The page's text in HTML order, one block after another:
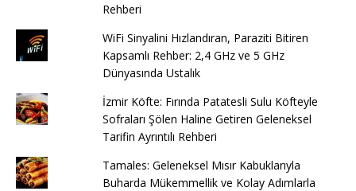
Rehberi
WiFi Sinyalini Hızlandıran, Paraziti Bitiren
Kapsamlı Rehber: 2,4 GHz ve 5 GHz
Dünyasında Ustalık
İzmir Köfte: Fırında Patatesli Sulu Köfteyle
Sofraları Şölen Haline Getiren Geleneksel
Tarifin Ayrıntılı Rehberi
Tamales: Geleneksel Mısır Kabuklarıyla
Buharda Mükemmellik ve Kolay Adımlarla